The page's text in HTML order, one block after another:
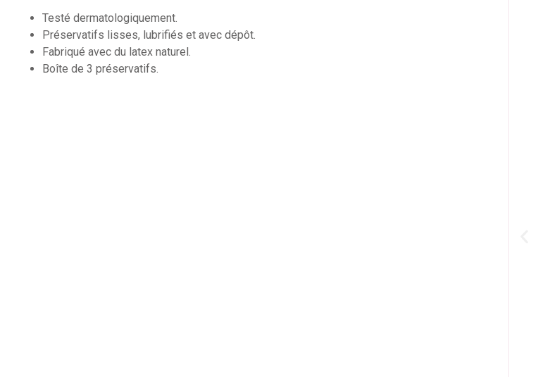
Testé dermatologiquement.
Préservatifs lisses, lubrifiés et avec dépôt.
Fabriqué avec du latex naturel.
Boîte de 3 préservatifs.